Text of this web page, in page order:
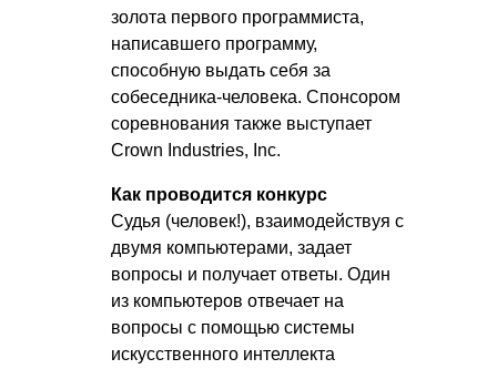
золота первого программиста,
написавшего программу,
способную выдать себя за
собеседника-человека. Спонсором
соревнования также выступает
Crown Industries, Inc.
Как проводится конкурс
Судья (человек!), взаимодействуя с
двумя компьютерами, задает
вопросы и получает ответы. Один
из компьютеров отвечает на
вопросы с помощью системы
искусственного интеллекта